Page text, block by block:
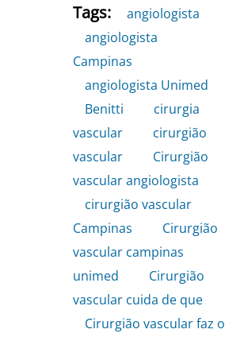
Tags: angiologista
angiologista
Campinas
angiologista Unimed
Benitti
cirurgia
vascular
cirurgião
vascular
Cirurgião
vascular angiologista
cirurgião vascular
Campinas
Cirurgião
vascular campinas
unimed
Cirurgião
vascular cuida de que
Cirurgião vascular faz o